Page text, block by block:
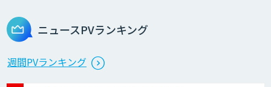
ニュースPVランキング
週間PVランキング